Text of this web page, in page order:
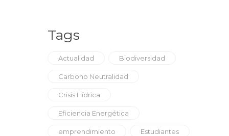
Tags
Actualidad Biodiversidad
Carbono Neutralidad
Crisis Hídrica
Eficiencia Energética
emprendimiento Estudiantes